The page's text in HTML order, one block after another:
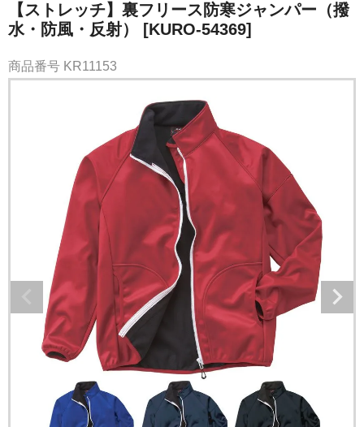
【ストレッチ】裏フリース防寒ジャンパー（撥
水・防風・反射） [KURO-54369]
商品番号 KR11153